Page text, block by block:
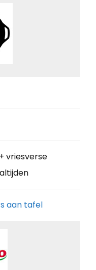
vriesverse
aan tafel